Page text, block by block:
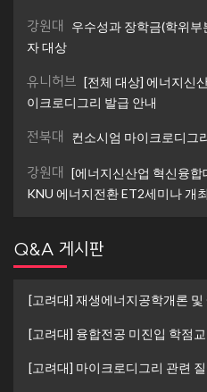
강원대
우수성과 장학금(학위부
자 대상
유니허브 [전체 대상] 에너지신
이크로디그리 발급 안내
전북대 컨소시엄 마이크로디그
강원대 [에너지신산업 혁신융
KNU 에너지전환 ET2세미나 개
Q&A 게시판
[고려대] 재생에너지공학개론
[고려대] 융합전공 미진입 학점
[고려대] 마이크로디그리 관련